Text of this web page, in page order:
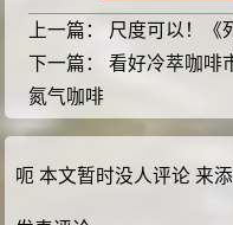
上一篇： 尺度可以！《
下一篇：看好冷萃咖啡
氮气咖啡
呃 本文暂时没人评论 来